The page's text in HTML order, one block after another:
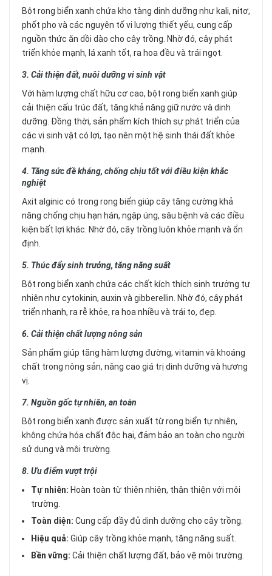
Bột rong biển xanh chứa kho tàng dinh dưỡng như kali, nitơ,
phốt pho và các nguyên tố vi lượng thiết yếu, cung cấp
nguồn thức ăn dồi dào cho cây trồng. Nhờ đó, cây phát
triển khỏe mạnh, lá xanh tốt, ra hoa đều và trái ngọt.
3. Cải thiện đất, nuôi dưỡng vi sinh vật
Với hàm lượng chất hữu cơ cao, bột rong biển xanh giúp
cải thiện cấu trúc đất, tăng khả năng giữ nước và dinh
dưỡng. Đồng thời, sản phẩm kích thích sự phát triển của
các vi sinh vật có lợi, tạo nên một hệ sinh thái đất khỏe
mạnh.
4. Tăng sức đề kháng, chống chịu tốt với điều kiện khắc
nghiệt
Axit alginic có trong rong biển giúp cây tăng cường khả
năng chống chịu hạn hán, ngập úng, sâu bệnh và các điều
kiện bất lợi khác. Nhờ đó, cây trồng luôn khỏe mạnh và ổn
định.
5. Thúc đẩy sinh trưởng, tăng năng suất
Bột rong biển xanh chứa các chất kích thích sinh trưởng tự
nhiên như cytokinin, auxin và gibberellin. Nhờ đó, cây phát
triển nhanh, ra rễ khỏe, ra hoa nhiều và trái to, đẹp.
6. Cải thiện chất lượng nông sản
Sản phẩm giúp tăng hàm lượng đường, vitamin và khoáng
chất trong nông sản, nâng cao giá trị dinh dưỡng và hương
vị.
7. Nguồn gốc tự nhiên, an toàn
Bột rong biển xanh được sản xuất từ rong biển tự nhiên,
không chứa hóa chất độc hại, đảm bảo an toàn cho người
sử dụng và môi trường.
8. Ưu điểm vượt trội
Tự nhiên: Hoàn toàn từ thiên nhiên, thân thiện với môi
trường.
Toàn diện: Cung cấp đầy đủ dinh dưỡng cho cây trồng.
Hiệu quả: Giúp cây trồng khỏe mạnh, tăng năng suất.
Bền vững: Cải thiện chất lượng đất, bảo vệ môi trường.